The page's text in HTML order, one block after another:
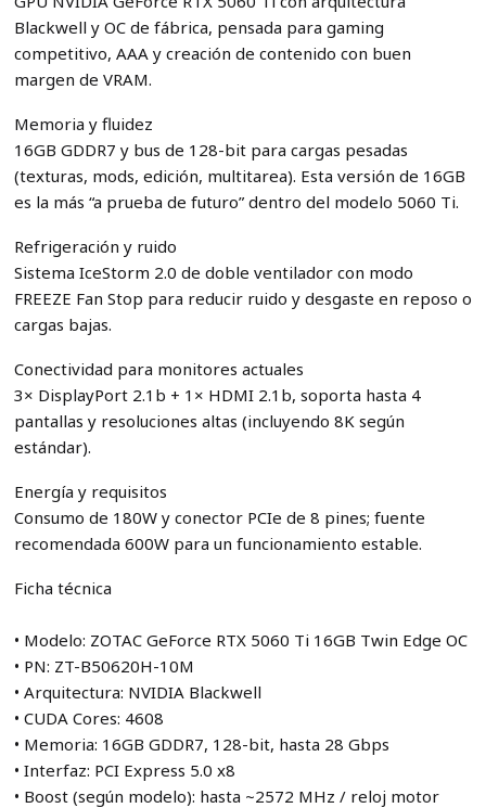
Blackwell y OC de fábrica, pensada para gaming
competitivo, AAA y creación de contenido con buen
margen de VRAM.
Memoria y fluidez
16GB GDDR7 y bus de 128-bit para cargas pesadas
(texturas, mods, edición, multitarea). Esta versión de 16GB
es la más “a prueba de futuro” dentro del modelo 5060 Ti.
Refrigeración y ruido
Sistema IceStorm 2.0 de doble ventilador con modo
FREEZE Fan Stop para reducir ruido y desgaste en reposo o
cargas bajas.
Conectividad para monitores actuales
3× DisplayPort 2.1b + 1× HDMI 2.1b, soporta hasta 4
pantallas y resoluciones altas (incluyendo 8K según
estándar).
Energía y requisitos
Consumo de 180W y conector PCIe de 8 pines; fuente
recomendada 600W para un funcionamiento estable.
Ficha técnica
• Modelo: ZOTAC GeForce RTX 5060 Ti 16GB Twin Edge OC
• PN: ZT-B50620H-10M
• Arquitectura: NVIDIA Blackwell
• CUDA Cores: 4608
• Memoria: 16GB GDDR7, 128-bit, hasta 28 Gbps
• Interfaz: PCI Express 5.0 x8
• Boost (según modelo): hasta ~2572 MHz / reloj motor